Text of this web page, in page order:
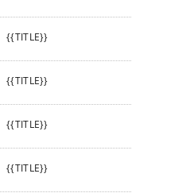
{{TITLE}}
{{TITLE}}
{{TITLE}}
{{TITLE}}